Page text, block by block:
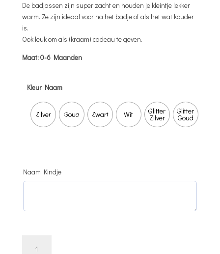
De badjassen zijn super zacht en houden je kleintje lekker
warm. Ze zijn ideaal voor na het badje of als het wat kouder
is.
Ook leuk om als (kraam) cadeau te geven.
Maat: 0-6 Maanden
Kleur Naam
Zilver Goud Zwart Wit Glitter
Zilver
Glitter
Goud
Naam Kindje